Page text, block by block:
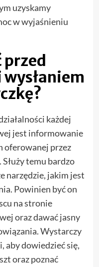
uzyskamy
w wyjaśnieniu
każdej
jest informowanie
oferowanej przez
temu bardzo
narzędzie, jakim jest
Powinien być on
na stronie
oraz dawać jasny
Wystarczy
aby dowiedzieć się,
oraz poznać